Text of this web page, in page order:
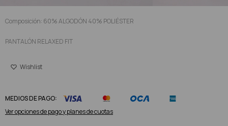
Composición: 60% ALGODÓN 40% POLIÉSTER
PANTALÓN RELAXED FIT
MEDIOS DE PAGO:
Ver opciones de pago y planes de cuotas